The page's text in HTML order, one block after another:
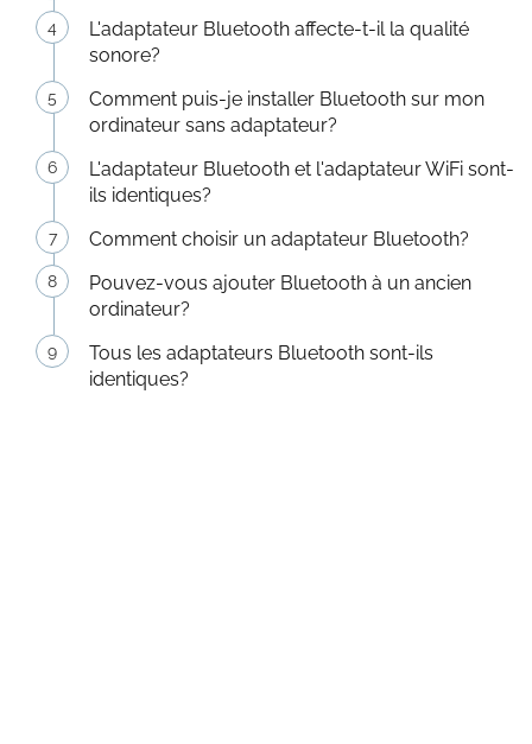
L'adaptateur Bluetooth affecte-t-il la qualité
sonore?
Comment puis-je installer Bluetooth sur mon
ordinateur sans adaptateur?
L'adaptateur Bluetooth et l'adaptateur WiFi sont-
ils identiques?
Comment choisir un adaptateur Bluetooth?
Pouvez-vous ajouter Bluetooth à un ancien
ordinateur?
Tous les adaptateurs Bluetooth sont-ils
identiques?